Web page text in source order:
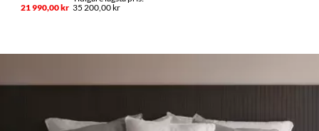
21 990,00 kr 35 200,00 kr